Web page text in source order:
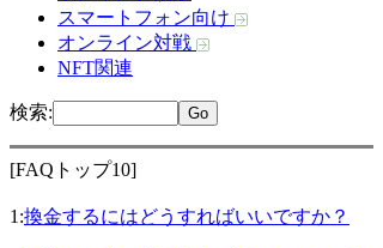
スマートフォン向け
オンライン対戦
NFT関連
検索:
[FAQトップ10]
1:換金するにはどうすればいいですか？